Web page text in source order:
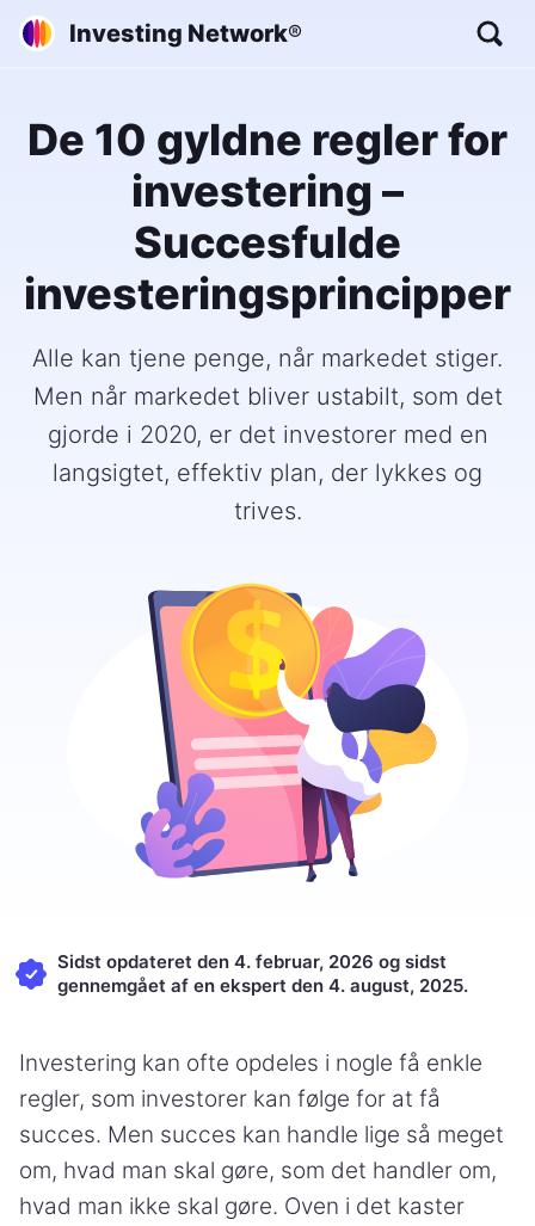
Investing Network®
De 10 gyldne regler for
investering –
Succesfulde
investeringsprincipper
Alle kan tjene penge, når markedet stiger.
Men når markedet bliver ustabilt, som det
gjorde i 2020, er det investorer med en
langsigtet, effektiv plan, der lykkes og
trives.
Sidst opdateret den 4. februar, 2026 og sidst
gennemgået af en ekspert den 4. august, 2025.
Investering kan ofte opdeles i nogle få enkle
regler, som investorer kan følge for at få
succes. Men succes kan handle lige så meget
om, hvad man skal gøre, som det handler om,
hvad man ikke skal gøre. Oven i det kaster